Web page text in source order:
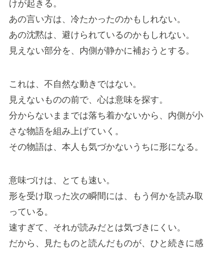
けが起きる。
あの言い方は、冷たかったのかもしれない。
あの沈黙は、避けられているのかもしれない。
見えない部分を、内側が静かに補おうとする。
これは、不自然な動きではない。
見えないものの前で、心は意味を探す。
分からないままでは落ち着かないから、内側が小
さな物語を組み上げていく。
その物語は、本人も気づかないうちに形になる。
意味づけは、とても速い。
形を受け取った次の瞬間には、もう何かを読み取
っている。
速すぎて、それが読みだとは気づきにくい。
だから、見たものと読んだものが、ひと続きに感